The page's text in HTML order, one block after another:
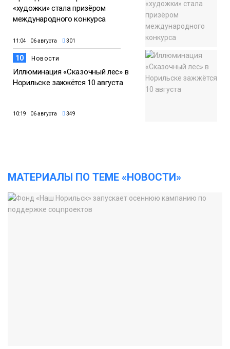
«художки» стала призёром
международного конкурса
11:04 06 августа 301
10 Новости
Иллюминация «Сказочный лес» в
Норильске зажжётся 10 августа
10:19 06 августа 349
МАТЕРИАЛЫ ПО ТЕМЕ «НОВОСТИ»